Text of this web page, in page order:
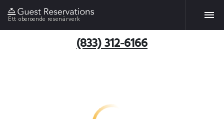
Ett oberoende resenärverk
(833) 312-6166